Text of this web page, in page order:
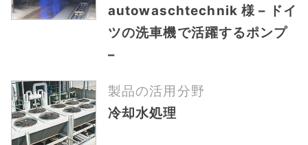
autowaschtechnik 様 – ドイ
ツの洗車機で活躍するポンプ
–
製品の活用分野
冷却水処理